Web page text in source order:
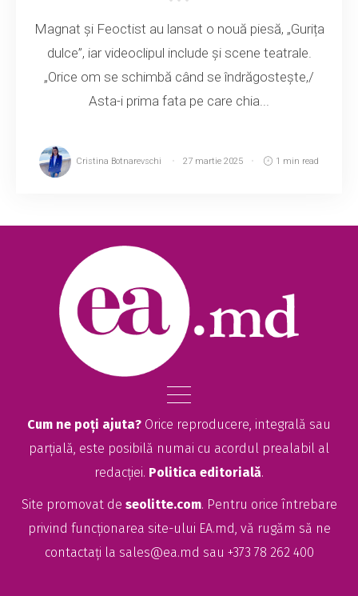
Magnat și Feoctist au lansat o nouă piesă, „Gurița
dulce”, iar videoclipul include și scene teatrale.
„Orice om se schimbă când se îndrăgostește,/
Asta-i prima fata pe care chia...
Cristina Botnarevschi 27 martie 2025 1 min read
Cum ne poți ajuta? Orice reproducere, integrală sau
parțială, este posibilă numai cu acordul prealabil al
redacției. Politica editorială.
Site promovat de seolitte.com. Pentru orice întrebare
privind funcționarea site-ului EA.md, vă rugăm să ne
contactați la sales@ea.md sau +373 78 262 400